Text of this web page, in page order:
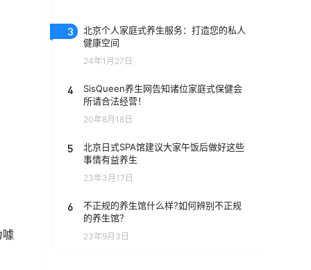
3
北京个人家庭式养生服务：打造您的私人
健康空间
24年1月27日
4
SisQueen养生网告知诸位家庭式保健会
所请合法经营！
20年8月18日
5
北京日式SPA馆建议大家午饭后做好这些
事情有益养生
23年3月17日
6
不正规的养生馆什么样?如何辨别不正规
的养生馆？
23年9月3日